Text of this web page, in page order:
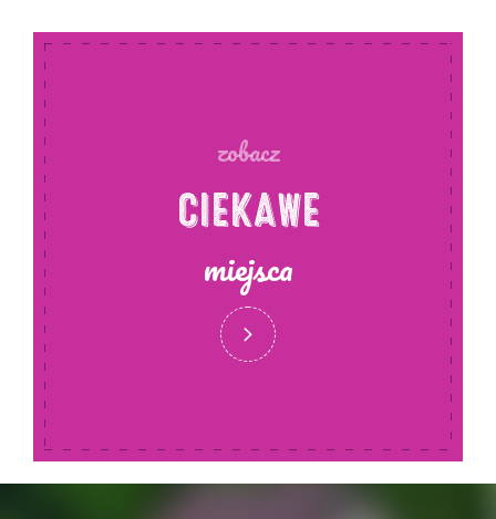
poczęstunek przygotowany przez KGW Bartniki.
Start i meta: Bartniki, gmina Milicz
godziny: 10.00 - 16.00 (zbiórka 9.30)
Na wycieczkę obowiązujązapisy(zgłoszenie
wpisowe
zobacz
CIEKAWE
miejsca